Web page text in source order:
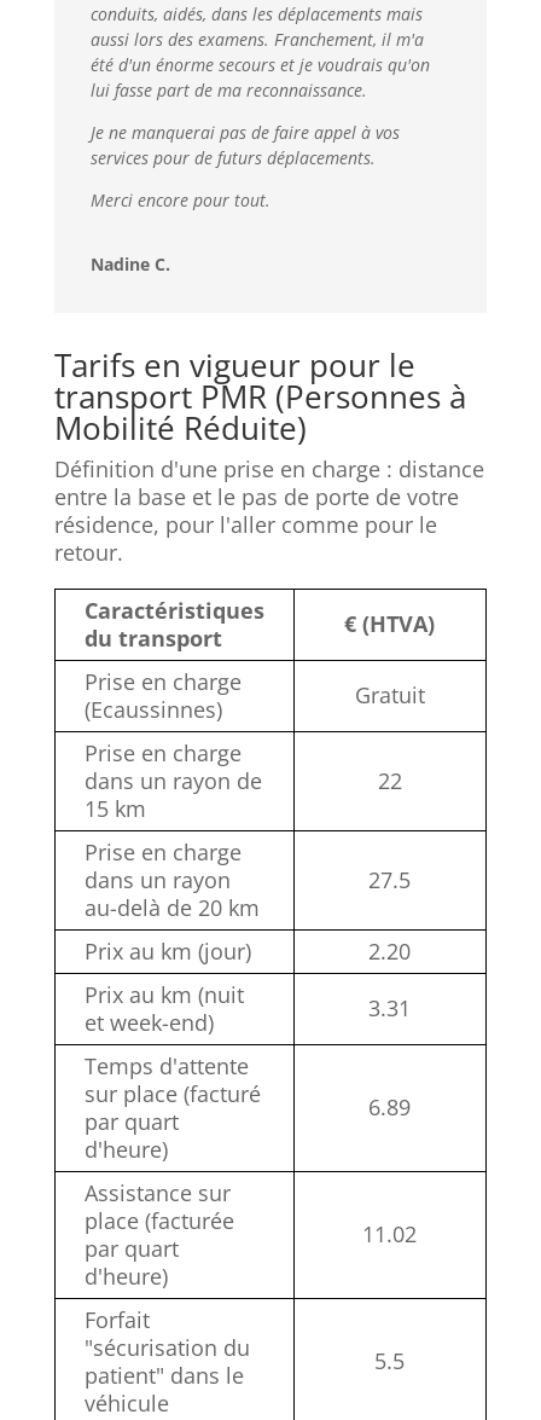
conduits, aidés, dans les déplacements mais
aussi lors des examens. Franchement, il m'a
été d'un énorme secours et je voudrais qu'on
lui fasse part de ma reconnaissance.
Je ne manquerai pas de faire appel à vos
services pour de futurs déplacements.
Merci encore pour tout.
Nadine C.
Tarifs en vigueur pour le
transport PMR (Personnes à
Mobilité Réduite)
Définition d'une prise en charge : distance
entre la base et le pas de porte de votre
résidence, pour l'aller comme pour le
retour.
Caractéristiques
du transport
€ (HTVA)
Prise en charge
(Ecaussinnes)
Gratuit
Prise en charge
dans un rayon de
15 km
22
Prise en charge
dans un rayon
au-delà de 20 km
27.5
Prix au km (jour)
2.20
Prix au km (nuit
et week-end)
3.31
Temps d'attente
sur place (facturé
par quart
d'heure)
6.89
Assistance sur
place (facturée
par quart
d'heure)
11.02
Forfait
"sécurisation du
patient" dans le
véhicule
5.5